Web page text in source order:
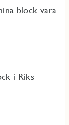
block vara
i Riks